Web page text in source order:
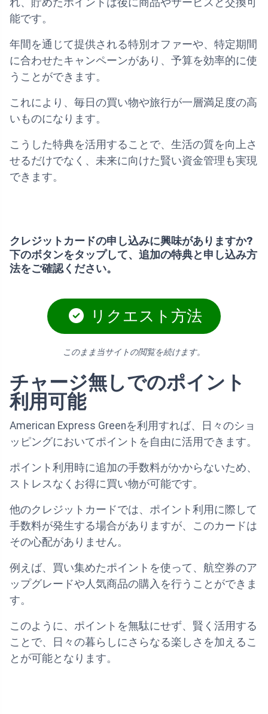
能です。
年間を通じて提供される特別オファーや、特定期間
に合わせたキャンペーンがあり、予算を効率的に使
うことができます。
これにより、毎日の買い物や旅行が一層満足度の高
いものになります。
こうした特典を活用することで、生活の質を向上さ
せるだけでなく、未来に向けた賢い資金管理も実現
できます。
クレジットカードの申し込みに興味がありますか?
下のボタンをタップして、追加の特典と申し込み方
法をご確認ください。
リクエスト方法
このまま当サイトの閲覧を続けます。
チャージ無しでのポイント
利用可能
American Express Greenを利用すれば、日々のショ
ッピングにおいてポイントを自由に活用できます。
ポイント利用時に追加の手数料がかからないため、
ストレスなくお得に買い物が可能です。
他のクレジットカードでは、ポイント利用に際して
手数料が発生する場合がありますが、このカードは
その心配がありません。
例えば、買い集めたポイントを使って、航空券のア
ップグレードや人気商品の購入を行うことができま
す。
このように、ポイントを無駄にせず、賢く活用する
ことで、日々の暮らしにさらなる楽しさを加えるこ
とが可能となります。